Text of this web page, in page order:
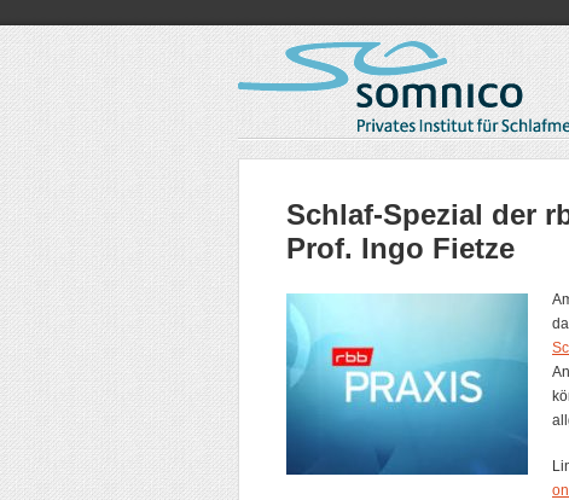
Schlaf-Spezial der
Prof. Ingo Fietze